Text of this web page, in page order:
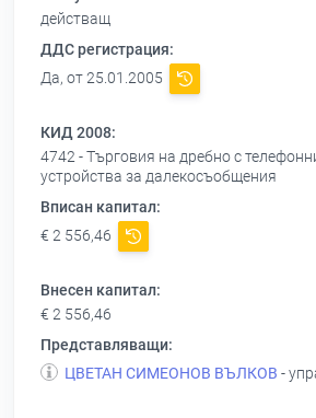
действащ
ДДС регистрация:
Да, от 25.01.2005
КИД 2008:
4742 - Търговия на дребно с
устройства за далекосъобщения
Вписан капитал:
€ 2 556,46
Внесен капитал:
€ 2 556,46
Представляващи:
ЦВЕТАН СИМЕОНОВ ВЪЛКОВ -